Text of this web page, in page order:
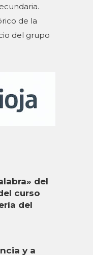
de la
del grupo
del
curso
del
y a